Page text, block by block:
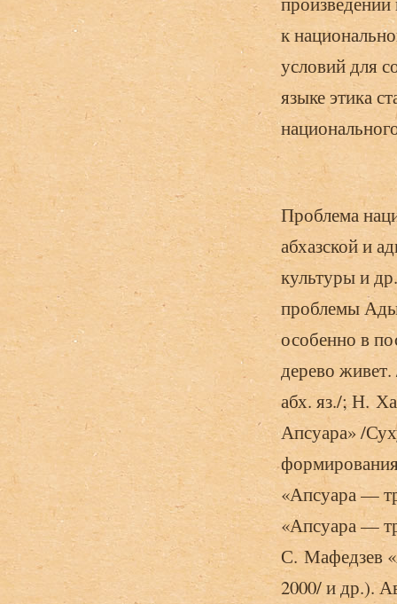
к
условий для
языке этика
Проблема
абхазской и
культуры и
проблемы
особенно в
дерево
абх. яз./; Н.
Апсуара» /
«Апсуара —
«Апсуара —
С. Мафедзев
2000/ и др.).